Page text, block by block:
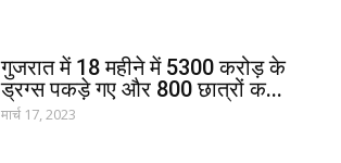
गुजरात में 18 महीने में 5300 करोड़ के
ड्रग्स पकड़े गए और 800 छात्रों क...
मार्च 17, 2023